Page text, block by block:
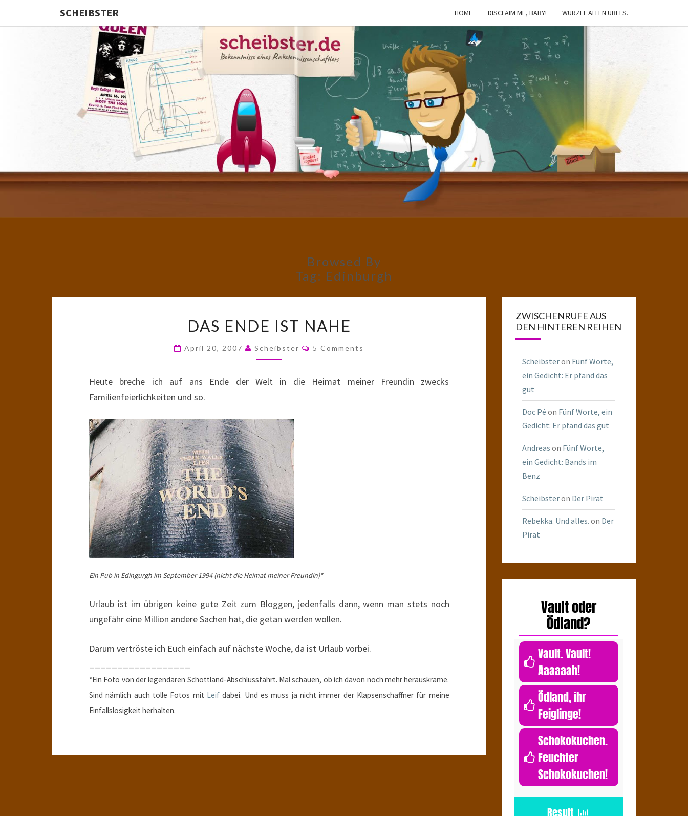
SCHEIBSTER HOME DISCLAIM ME, BABY! WURZEL ALLEN ÜBELS.
SCHEIBSTER
Gutbürgerliche
Reime Und
Mehr! In
Blogform.
Total Old
School!
Browsed By
Tag: Edinburgh
ENDE
IST
NAHE
DAS ENDE IST NAHE
April 20, 2007 Scheibster Comments
5 Comments
Heute breche ich auf ans Ende der Welt in die Heimat meiner Freundin zwecks
Familienfeierlichkeiten und so.
Ein Pub in Edingurgh im September 1994 (nicht die Heimat meiner Freundin)*
Urlaub ist im übrigen keine gute Zeit zum Bloggen, jedenfalls dann, wenn man stets noch
ungefähr eine Million andere Sachen hat, die getan werden wollen.
Darum vertröste ich Euch einfach auf nächste Woche, da ist Urlaub vorbei.
*Ein Foto von der legendären Schottland-Abschlussfahrt. Mal schauen, ob ich davon noch mehr herauskrame.
Sind nämlich auch tolle Fotos mit Leifdabei. Und es muss ja nicht immer der Klapsenschaffner für meine
Einfallslosigkeit herhalten.
ZWISCHENRUFE AUS
DEN HINTEREN REIHEN
Scheibsteron Fünf Worte,
ein Gedicht: Er pfand das
gut
Doc Pé on Fünf Worte, ein
Gedicht: Er pfand das gut
Andreas on Fünf Worte,
ein Gedicht: Bands im
Benz
Scheibsteron Der Pirat
Rebekka. Und alles. on Der
Pirat
Vault oder
Ödland?
Vault. Vault!
Aaaaaah!
Ödland, ihr
Feiglinge!
Schokokuchen.
Feuchter
Schokokuchen!